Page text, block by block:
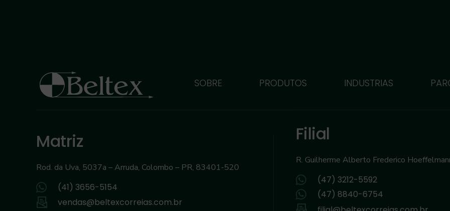
SOBRE PRODUTOS INDUSTRIAS
Matriz
Rod. da Uva, 5037a – Arruda, Colombo – PR, 83401-520
(41) 3656-5154
vendas@beltexcorreias.com.br
Filial
R. Guilherme Alberto Frederico
(47) 3212-5592
(47) 8840-6754